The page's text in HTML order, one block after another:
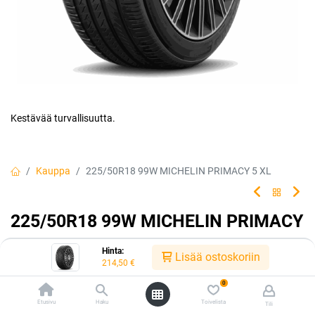
Hinta:
214,50 € Lisää ostoskoriin
Etusivu Haku
0
Toivelista Tili
Kestävää turvallisuutta.
Kauppa 225/50R18 99W MICHELIN PRIMACY 5 XL
225/50R18 99W MICHELIN PRIMACY
5 XL
Luotettava rengasvalintasi jokapäiväiseen ajoon. Rengas tarjoaa
erinomaisen turvallisuuden ja kestävyyden, jolloin sinä ja
matkustajasi voitte matkata turvallisin mielin kilometri toisensa